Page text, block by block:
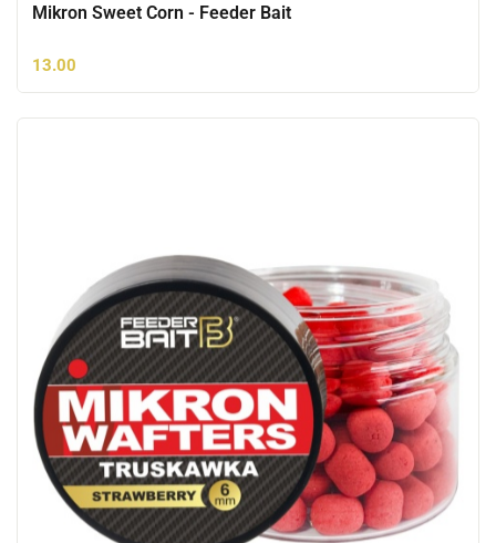
Mikron Sweet Corn - Feeder Bait
13.00